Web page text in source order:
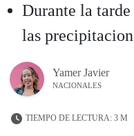
Durante la tarde
las
Yamer Javier
NACIONALES
TIEMPO DE LECTURA: 3 M